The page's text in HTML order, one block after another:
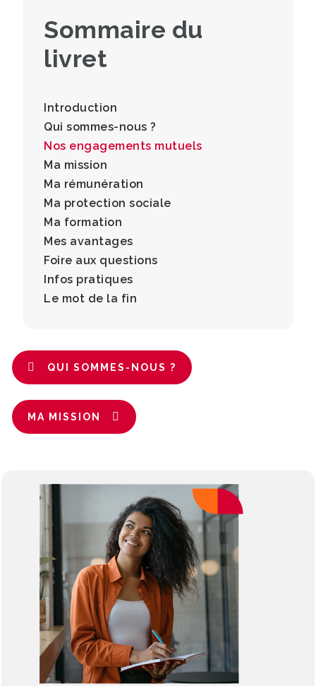
Sommaire du
livret
Introduction
Qui sommes-nous ?
Nos engagements mutuels
Ma mission
Ma rémunération
Ma protection sociale
Ma formation
Mes avantages
Foire aux questions
Infos pratiques
Le mot de la fin
QUI SOMMES-NOUS ?
MA MISSION